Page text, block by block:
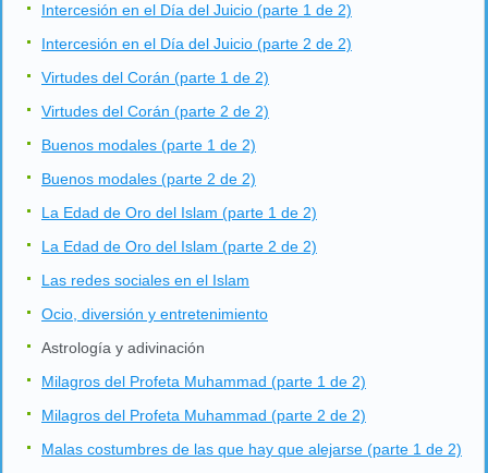
Intercesión en el Día del Juicio (parte 1 de 2)
Intercesión en el Día del Juicio (parte 2 de 2)
Virtudes del Corán (parte 1 de 2)
Virtudes del Corán (parte 2 de 2)
Buenos modales (parte 1 de 2)
Buenos modales (parte 2 de 2)
La Edad de Oro del Islam (parte 1 de 2)
La Edad de Oro del Islam (parte 2 de 2)
Las redes sociales en el Islam
Ocio, diversión y entretenimiento
Astrología y adivinación
Milagros del Profeta Muhammad (parte 1 de 2)
Milagros del Profeta Muhammad (parte 2 de 2)
Malas costumbres de las que hay que alejarse (parte 1 de 2)